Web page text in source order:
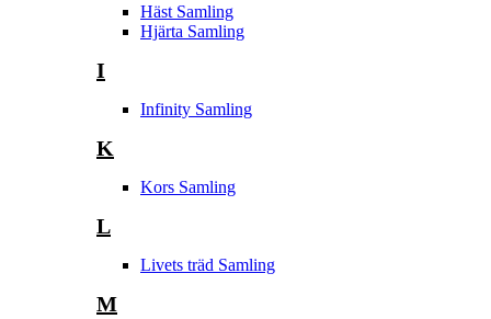
Häst Samling
Hjärta Samling
I
Infinity Samling
K
Kors Samling
L
Livets träd Samling
M